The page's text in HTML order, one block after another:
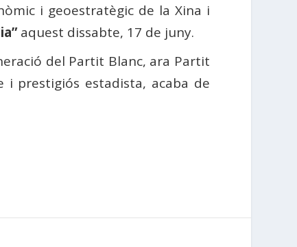
i geoestratègic de la Xina i
aquest dissabte, 17 de juny.
del Partit Blanc, ara Partit
i prestigiós estadista, acaba de